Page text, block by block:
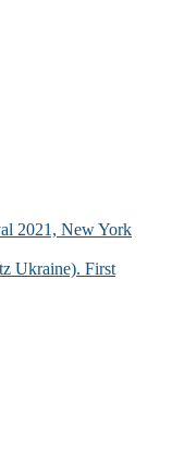
2021, New York
Ukraine). First